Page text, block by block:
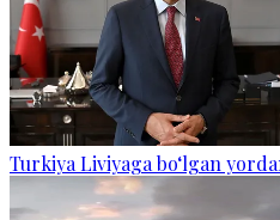
Turkiya Liviyaga bo‘lgan